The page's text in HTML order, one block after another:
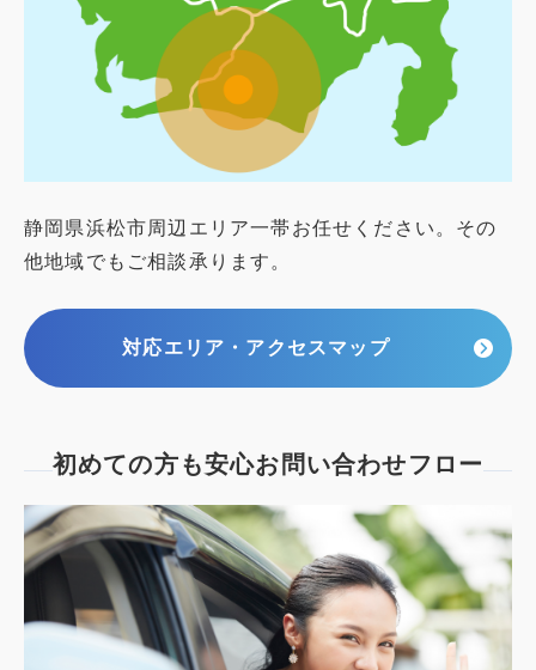
静岡県浜松市周辺エリア一帯お任せください。その
他地域でもご相談承ります。
対応エリア・アクセスマップ
初めての方も安心お問い合わせフロー